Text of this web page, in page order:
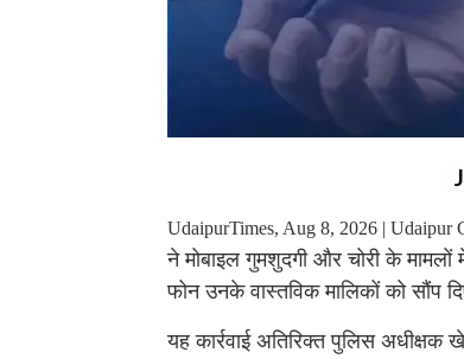
UdaipurTimes, Aug 8, 2026 | Udaipur
ने मोबाइल गुमशुदगी और चोरी के मामलों
फोन उनके वास्तविक मालिकों को सौंप
यह कार्रवाई अतिरिक्त पुलिस अधीक्षक